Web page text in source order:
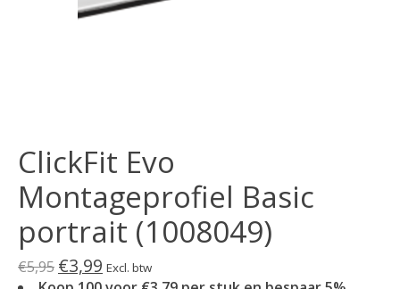
ClickFit Evo
Montageprofiel Basic
portrait (1008049)
€5,95 €3,99 Excl. btw